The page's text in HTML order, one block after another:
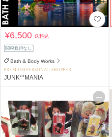
¥6,500送料込
関税負担なし
Bath & Body Works
PREMIUM PERSONAL SHOPPER
JUNK**MANIA